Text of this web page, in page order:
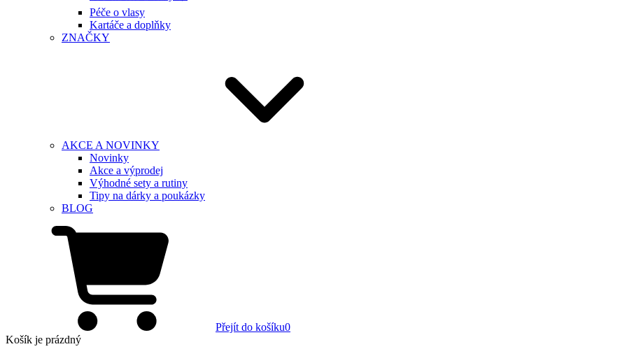
Péče o vlasy
Kartáče a doplňky
ZNAČKY
AKCE A NOVINKY
Novinky
Akce a výprodej
Výhodné sety a rutiny
Tipy na dárky a poukázky
BLOG
Přejít do košíku0
Košík je prázdný